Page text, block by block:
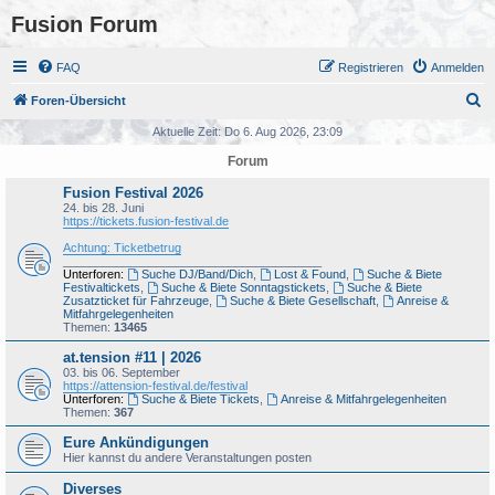
Fusion Forum
FAQ Anmelden
Registrieren
Foren-Übersicht
Aktuelle Zeit: Do 6. Aug 2026, 23:09
Forum
Fusion Festival 2026
24. bis 28. Juni
https://tickets.fusion-festival.de
Achtung: Ticketbetrug
Unterforen:
Suche DJ/Band/Dich, Lost & Found,
Suche & Biete
Festivaltickets
Suche & Biete Sonntagstickets
Suche & Biete
Zusatzticket für Fahrzeuge
Suche & Biete Gesellschaft,
Anreise &
Mitfahrgelegenheiten
Themen: 13465
at.tension #11 | 2026
03. bis 06. September
https://attension-festival.de/festival
Unterforen:
Suche & Biete Tickets
Anreise & Mitfahrgelegenheiten
Themen: 367
Eure Ankündigungen
Hier kannst du andere Veranstaltungen posten
Diverses